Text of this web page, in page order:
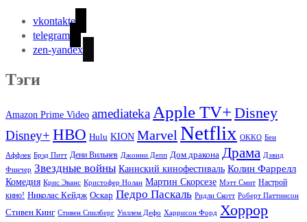
vkontakte
telegram
zen-yandex
Тэги
Amazon Prime Video amediateka Apple TV+ Disney
Disney+ HBO Hulu KION Marvel Netflix OKKO Бен
Аффлек Брэд Питт Дени Вильнев Джонни Депп Дом дракона Драма Дэвид
Финчер Звездные войны Каннский кинофестиваль Колин Фаррелл
Комедия Крис Эванс Кристофер Нолан Мартин Скорсезе Мэтт Смит Настрой
кино! Николас Кейдж Оскар Педро Паскаль Ридли Скотт Роберт Паттинсон
Стивен Кинг Стивен Спилберг Уиллем Дефо Харрисон Форд Хоррор